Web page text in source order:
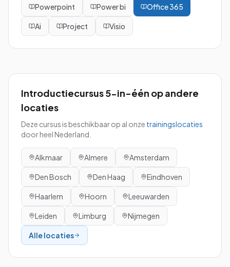
Powerpoint Power bi Office 365
Ai Project Visio
Introductiecursus 5-in-één op andere
locaties
Deze cursus is beschikbaar op al onze trainingslocaties
door heel Nederland.
Alkmaar Almere Amsterdam
Den Bosch Den Haag Eindhoven
Haarlem Hoorn Leeuwarden
Leiden Limburg Nijmegen
Alle locaties